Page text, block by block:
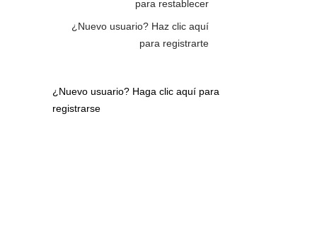
para restablecer
¿Nuevo usuario? Haz clic aquí
para registrarte
¿Nuevo usuario? Haga clic aquí para
registrarse